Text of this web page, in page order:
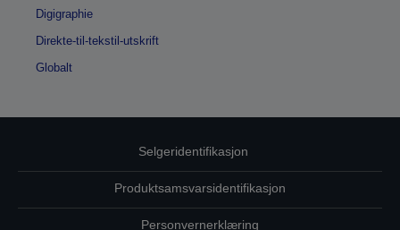
Digigraphie
Direkte-til-tekstil-utskrift
Globalt
Selgeridentifikasjon
Produktsamsvarsidentifikasjon
Personvernerklæring